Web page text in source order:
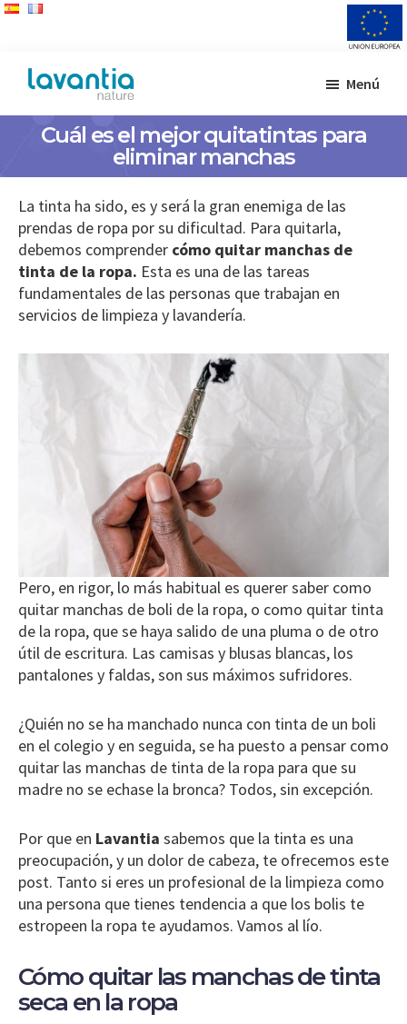
Saltar
contenido
principal
Saltar
pie
Nature
Fabricante
de
de
limpieza
Menú
Cuál es el mejor quitatintas para
eliminar manchas
La tinta ha sido, es y será la gran enemiga de las
prendas de ropa por su dificultad. Para quitarla,
debemos comprender cómo quitar manchas de
tinta de la ropa. Esta es una de las tareas
fundamentales de las personas que trabajan en
servicios de limpieza y lavandería.
Pero, en rigor, lo más habitual es querer saber como
quitar manchas de boli de la ropa, o como quitar tinta
de la ropa, que se haya salido de una pluma o de otro
útil de escritura. Las camisas y blusas blancas, los
pantalones y faldas, son sus máximos sufridores.
¿Quién no se ha manchado nunca con tinta de un boli
en el colegio y en seguida, se ha puesto a pensar como
quitar las manchas de tinta de la ropa para que su
madre no se echase la bronca? Todos, sin excepción.
Por que en Lavantia sabemos que la tinta es una
preocupación, y un dolor de cabeza, te ofrecemos este
post. Tanto si eres un profesional de la limpieza como
una persona que tienes tendencia a que los bolis te
estropeen la ropa te ayudamos. Vamos al lío.
Cómo quitar las manchas de tinta
seca en la ropa